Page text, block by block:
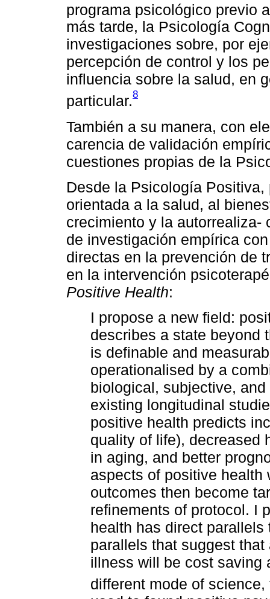
programa psicológico previo
más tarde, la Psicología
investigaciones sobre, por
percepción de control y los
influencia sobre la salud, en
particular.8
También a su manera, con
carencia de validación
cuestiones propias de la
Desde la Psicología
orientada a la salud, al
crecimiento y la autorrealiza-
de investigación empírica
directas en la prevención de
en la intervención
Positive Health:
I propose a new field:
describes a state beyond
is definable and
operationalised by a
biological, subjective,
existing longitudinal
positive health predicts
quality of life), decreased
in aging, and better
aspects of positive
outcomes then become
refinements of protocol. I
health has direct
parallels that suggest
illness will be cost saving
different mode of